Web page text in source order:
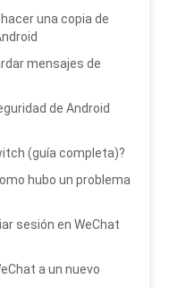
hacer una copia de
mensajes de
de Android
(guía completa)?
hubo un problema
sesión en WeChat
a un nuevo